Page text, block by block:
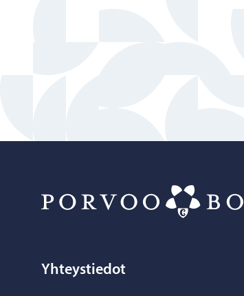
Yhteystiedot